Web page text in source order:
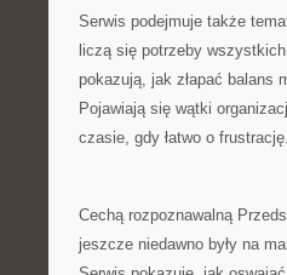
Serwis podejmuje także
liczą się potrzeby
pokazują, jak złapać balans
Pojawiają się wątki
czasie, gdy łatwo o frustrację.
Cechą rozpoznawalną
jeszcze niedawno były na